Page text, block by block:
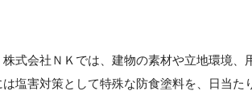
式会社ＮＫでは、建物の素材や立地環境、
塩害対策として特殊な防食塗料を、日当た